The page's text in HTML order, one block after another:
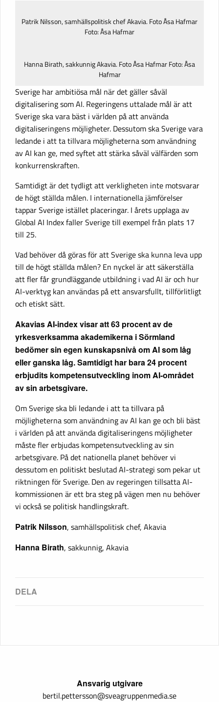
Patrik Nilsson, samhällspolitisk chef Akavia. Foto Åsa Hafmar
Foto: Åsa Hafmar
Hanna Birath, sakkunnig Akavia. Foto Åsa Hafmar Foto: Åsa
Hafmar
Sverige har ambitiösa mål när det gäller såväl
digitalisering som AI. Regeringens uttalade mål är att
Sverige ska vara bäst i världen på att använda
digitaliseringens möjligheter. Dessutom ska Sverige vara
ledande i att ta tillvara möjligheterna som användning
av AI kan ge, med syftet att stärka såväl välfärden som
konkurrenskraften.
Samtidigt är det tydligt att verkligheten inte motsvarar
de högt ställda målen. I internationella jämförelser
tappar Sverige istället placeringar. I årets upplaga av
Global AI Index faller Sverige till exempel från plats 17
till 25.
Vad behöver då göras för att Sverige ska kunna leva upp
till de högt ställda målen? En nyckel är att säkerställa
att fler får grundläggande utbildning i vad AI är och hur
AI-verktyg kan användas på ett ansvarsfullt, tillförlitligt
och etiskt sätt.
Akavias AI-index visar att 63 procent av de
yrkesverksamma akademikerna i Sörmland
bedömer sin egen kunskapsnivå om AI som låg
eller ganska låg. Samtidigt har bara 24 procent
erbjudits kompetensutveckling inom AI-området
av sin arbetsgivare.
Om Sverige ska bli ledande i att ta tillvara på
möjligheterna som användning av AI kan ge och bli bäst
i världen på att använda digitaliseringens möjligheter
måste fler erbjudas kompetensutveckling av sin
arbetsgivare. På det nationella planet behöver vi
dessutom en politiskt beslutad AI-strategi som pekar ut
riktningen för Sverige. Den av regeringen tillsatta AI-
kommissionen är ett bra steg på vägen men nu behöver
vi också se politisk handlingskraft.
Patrik Nilsson, samhällspolitisk chef, Akavia
Hanna Birath, sakkunnig, Akavia
Ansvarig utgivare
bertil.pettersson@sveagruppenmedia.se